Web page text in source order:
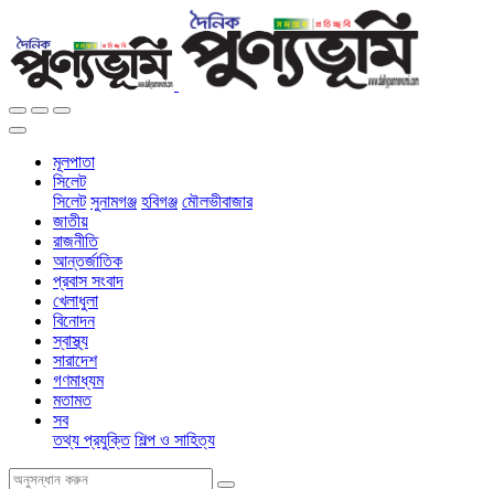
মূলপাতা
সিলেট
সিলেট সুনামগঞ্জ হবিগঞ্জ মৌলভীবাজার
জাতীয়
রাজনীতি
আন্তর্জাতিক
প্রবাস সংবাদ
খেলাধুলা
বিনোদন
স্বাস্থ্য
সারাদেশ
গণমাধ্যম
মতামত
সব
তথ্য প্রযুক্তি শিল্প ও সাহিত্য